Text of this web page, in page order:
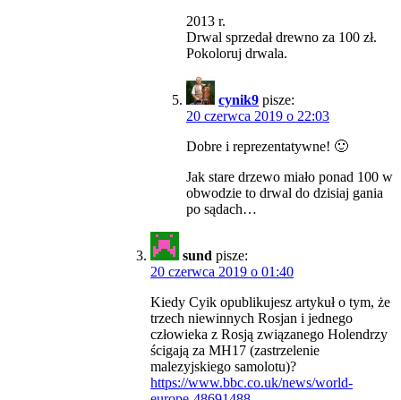
2013 r.
Drwal sprzedał drewno za 100 zł.
Pokoloruj drwala.
cynik9 pisze:
20 czerwca 2019 o 22:03
Dobre i reprezentatywne! 🙂
Jak stare drzewo miało ponad 100 w
obwodzie to drwal do dzisiaj gania
po sądach…
sund pisze:
20 czerwca 2019 o 01:40
Kiedy Cyik opublikujesz artykuł o tym, że
trzech niewinnych Rosjan i jednego
człowieka z Rosją związanego Holendrzy
ścigają za MH17 (zastrzelenie
malezyjskiego samolotu)?
https://www.bbc.co.uk/news/world-